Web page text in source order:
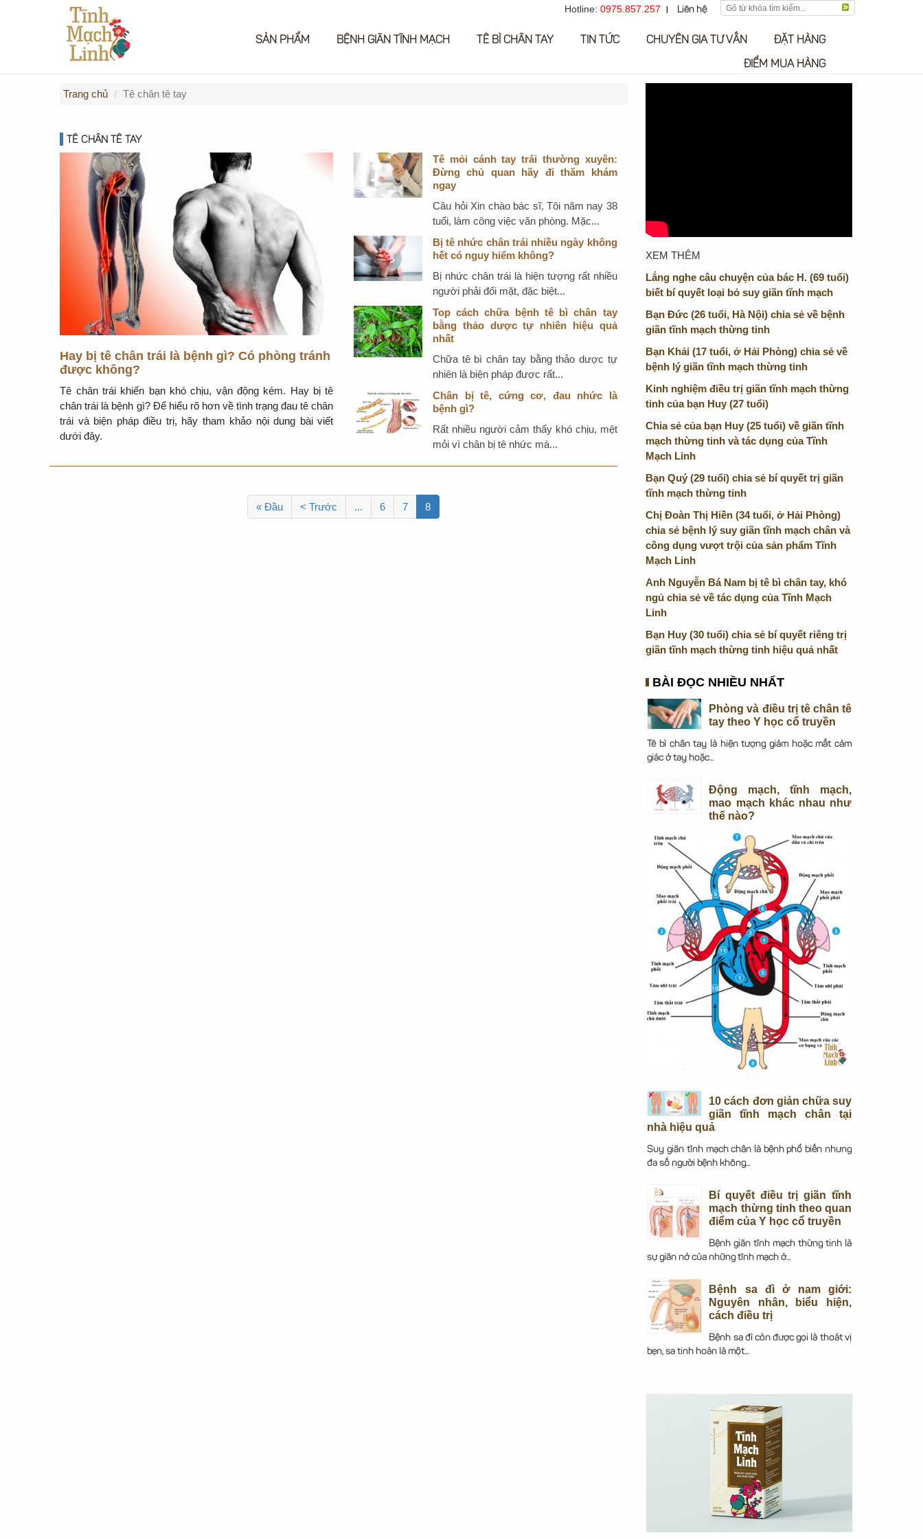
Hotline: 0975.857.257 Liên hệ
SẢN PHẨM BỆNH GIÃN TĨNH MẠCH TÊ BÌ CHÂN TAY TIN TỨC CHUYÊN GIA TƯ VẤN ĐẶT HÀNG
ĐIỂM MUA HÀNG
Trang chủ Tê chân tê tay
TÊ CHÂN TÊ TAY
Hay bị tê chân trái là bệnh gì? Có phòng tránh
được không?
Tê chân trái khiến bạn khó chịu, vận động kém. Hay bị tê
chân trái là bệnh gì? Để hiểu rõ hơn về tình trạng đau tê chân
trái và biện pháp điều trị, hãy tham khảo nội dung bài viết
dưới đây.
Tê mỏi cánh tay trái thường xuyên:
Đừng chủ quan hãy đi thăm khám
ngay
Câu hỏi Xin chào bác sĩ, Tôi năm nay 38
tuổi, làm công việc văn phòng. Mặc...
Bị tê nhức chân trái nhiều ngày không
hết có nguy hiểm không?
Bị nhức chân trái là hiện tượng rất nhiều
người phải đối mặt, đặc biệt...
Top cách chữa bệnh tê bì chân tay
bằng thảo dược tự nhiên hiệu quả
nhất
Chữa tê bì chân tay bằng thảo dược tự
nhiên là biện pháp được rất...
Chân bị tê, cứng cơ, đau nhức là
bệnh gì?
Rất nhiều người cảm thấy khó chịu, mệt
mỏi vì chân bị tê nhức mà...
« Đầu < Trước ... 6 7 8
XEM THÊM
Lắng nghe câu chuyện của bác H. (69 tuổi)
biết bí quyết loại bỏ suy giãn tĩnh mạch
Bạn Đức (26 tuổi, Hà Nội) chia sẻ về bệnh
giãn tĩnh mạch thừng tinh
Bạn Khải (17 tuổi, ở Hải Phòng) chia sẻ về
bệnh lý giãn tĩnh mạch thừng tinh
Kinh nghiệm điều trị giãn tĩnh mạch thừng
tinh của bạn Huy (27 tuổi)
Chia sẻ của bạn Huy (25 tuổi) về giãn tĩnh
mạch thừng tinh và tác dụng của Tĩnh
Mạch Linh
Bạn Quý (29 tuổi) chia sẻ bí quyết trị giãn
tĩnh mạch thừng tinh
Chị Đoàn Thị Hiền (34 tuổi, ở Hải Phòng)
chia sẻ bệnh lý suy giãn tĩnh mạch chân và
công dụng vượt trội của sản phẩm Tĩnh
Mạch Linh
Anh Nguyễn Bá Nam bị tê bì chân tay, khó
ngủ chia sẻ về tác dụng của Tĩnh Mạch
Linh
Bạn Huy (30 tuổi) chia sẻ bí quyết riêng trị
giãn tĩnh mạch thừng tinh hiệu quả nhất
BÀI ĐỌC NHIỀU NHẤT
Phòng và điều trị tê chân tê
tay theo Y học cổ truyền
Tê bì chân tay là hiện tượng giảm hoặc mất cảm
giác ở tay hoặc...
Động mạch, tĩnh mạch,
mao mạch khác nhau như
thế nào?
10 cách đơn giản chữa suy
giãn tĩnh mạch chân tại
nhà hiệu quả
Suy giãn tĩnh mạch chân là bệnh phổ biến nhưng
đa số người bệnh không...
Bí quyết điều trị giãn tĩnh
mạch thừng tinh theo quan
điểm của Y học cổ truyền
Bệnh giãn tĩnh mạch thừng tinh là
sự giãn nở của những tĩnh mạch ở...
Bệnh sa đì ở nam giới:
Nguyên nhân, biểu hiện,
cách điều trị
Bệnh sa đì còn được gọi là thoát vị
bẹn, sa tinh hoàn là một...